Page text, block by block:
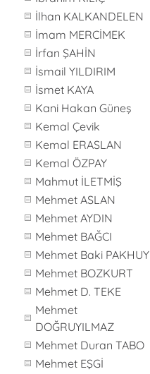
İlhan KALKANDELEN
İmam MERCİMEK
İrfan ŞAHİN
İsmail YILDIRIM
İsmet KAYA
Kani Hakan Güneş
Kemal Çevik
Kemal ERASLAN
Kemal ÖZPAY
Mahmut İLETMİŞ
Mehmet ASLAN
Mehmet AYDIN
Mehmet BAĞCI
Mehmet Baki PAKHUY
Mehmet BOZKURT
Mehmet D. TEKE
Mehmet
DOĞRUYILMAZ
Mehmet Duran TABO
Mehmet EŞGİ